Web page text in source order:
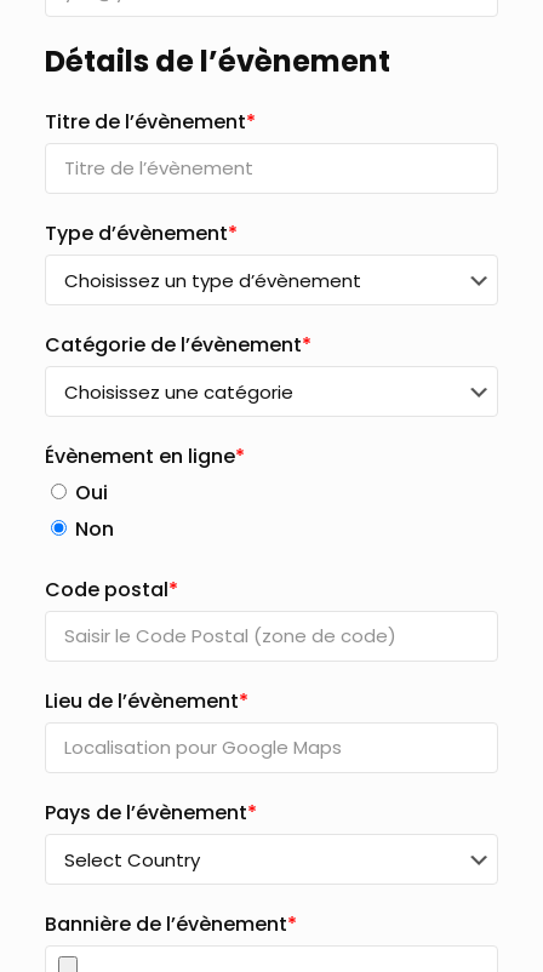
Détails de l’évènement
Titre de l’évènement*
Type d’évènement*
Catégorie de l’évènement*
Évènement en ligne*
Oui
Non
Code postal*
Lieu de l’évènement*
Pays de l’évènement*
Bannière de l’évènement*